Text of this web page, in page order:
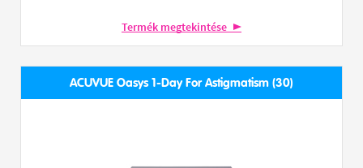
Termék megtekintése
ACUVUE Oasys 1-Day For Astigmatism (30)